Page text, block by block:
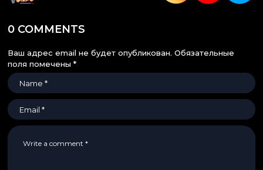
0 COMMENTS
Ваш адрес email не будет опубликован. Обязательные
поля помечены *